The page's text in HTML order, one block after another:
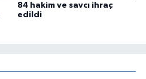
84 hakim ve savcı ihraç
edildi